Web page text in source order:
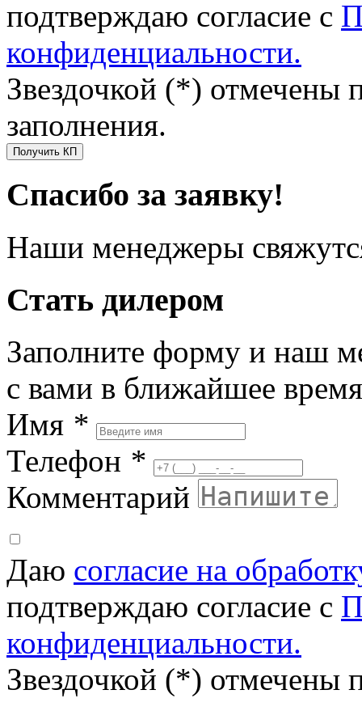
подтверждаю согласие с
конфиденциальности.
Звездочкой (*) отмечены
заполнения.
Получить КП
Спасибо за заявку!
Наши менеджеры
Стать дилером
Заполните форму и наш
с вами в ближайшее время
Имя *
Телефон *
Комментарий
Даю согласие на
подтверждаю согласие с
конфиденциальности.
Звездочкой (*) отмечены